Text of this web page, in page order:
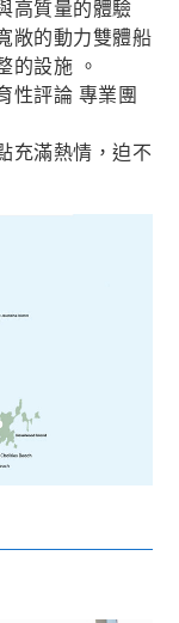
高質量的體驗
敞的動力雙體船
的設施 。
性評論 專業團
充滿熱情，迫不